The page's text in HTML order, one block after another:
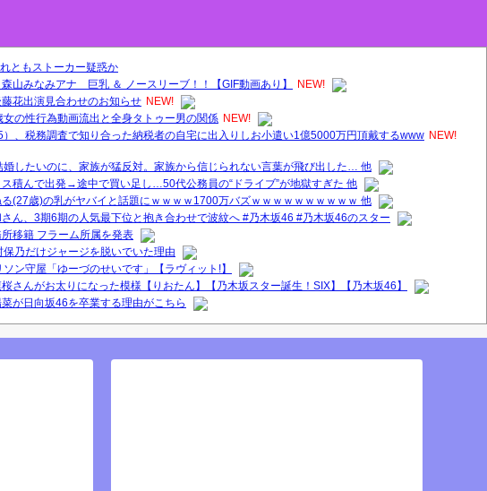
ともストーカー疑惑か
山みなみアナ 巨乳 ＆ ノースリーブ！！【GIF動画あり】
NEW!
花出演見合わせのお知らせ NEW!
女の性行為動画流出と全身タトゥー男の関係 NEW!
）、税務調査で知り合った納税者の自宅に出入りしお小遣い1億5000万円頂戴するwww NEW!
婚したいのに、家族が猛反対。家族から信じられない言葉が飛び出した… 他
積んで出発→途中で買い足し…50代公務員の“ドライブ”が地獄すぎた 他
る(27歳)の乳がヤバイと話題にｗｗｗｗ1700万バズｗｗｗｗｗｗｗｗｗｗ 他
さん、3期6期の人気最下位と抱き合わせで波紋へ #乃木坂46 #乃木坂46のスター
移籍 フラーム所属を発表
保乃だけジャージを脱いでいた理由
ソン守屋「ゆーづのせいです」【ラヴィット!】
桜さんがお太りになった模様【りおたん】【乃木坂スター誕生！SIX】【乃木坂46】
が日向坂46を卒業する理由がこちら